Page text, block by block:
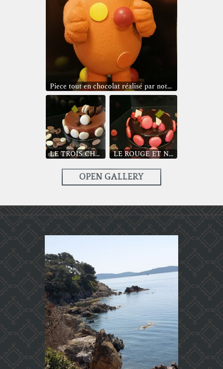
Piece tout en chocolat réalisé par notre apprenti pour le salon Artisa
LE TROIS CHOCOLATS LE ROUGE ET NOIR
OPEN GALLERY